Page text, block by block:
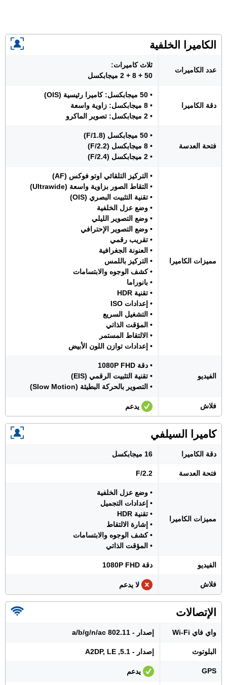
الكاميرا الخلفية
عدد الكاميرات
ثلاث كاميرات:
50 + 8 + 2 ميجابكسل
دقة الكاميرا
• 50 ميجابكسل: كاميرا رئيسية (OIS)
• 8 ميجابكسل: زاوية واسعة
• 2 ميجابكسل: تصوير الماكرو
فتحة العدسة
• 50 ميجابكسل (F/1.8)
• 8 ميجابكسل (F/2.2)
• 2 ميجابكسل (F/2.4)
مميزات الكاميرا
• التركيز التلقائي اوتو فوكس (AF)
• التقاط الصور بزاوية واسعة (Ultrawide)
• تقنية التثبيت البصري (OIS)
• وضع عزل الخلفية
• وضع التصوير الليلي
• وضع التصوير الإحترافي
• تقريب رقمي
• العنونة الجغرافية
• التركيز باللمس
• كشف الوجوه والابتسامات
• بانوراما
• تقنية HDR
• إعدادات ISO
• التشغيل السريع
• المؤقت الذاتي
• الالتقاط المستمر
• إعدادات توازن اللون الأبيض
الفيديو
• دقة 1080P FHD
• تقنية التثبيت الرقمي (EIS)
• التصوير بالحركة البطيئة (Slow Motion)
فلاش يدعم
كاميرا السيلفي
دقة الكاميرا 16 ميجابكسل
فتحة العدسة F/2.2
مميزات الكاميرا
• وضع عزل الخلفية
• إعدادات التجميل
• تقنية HDR
• إشارة الالتقاط
• كشف الوجوه والابتسامات
• المؤقت الذاتي
الفيديو دقة 1080P FHD
فلاش لا يدعم
الإتصالات
واي فاي Wi-Fi إصدار - 802.11 a/b/g/n/ac
البلوتوث إصدار - 5.1, A2DP, LE
GPS يدعم